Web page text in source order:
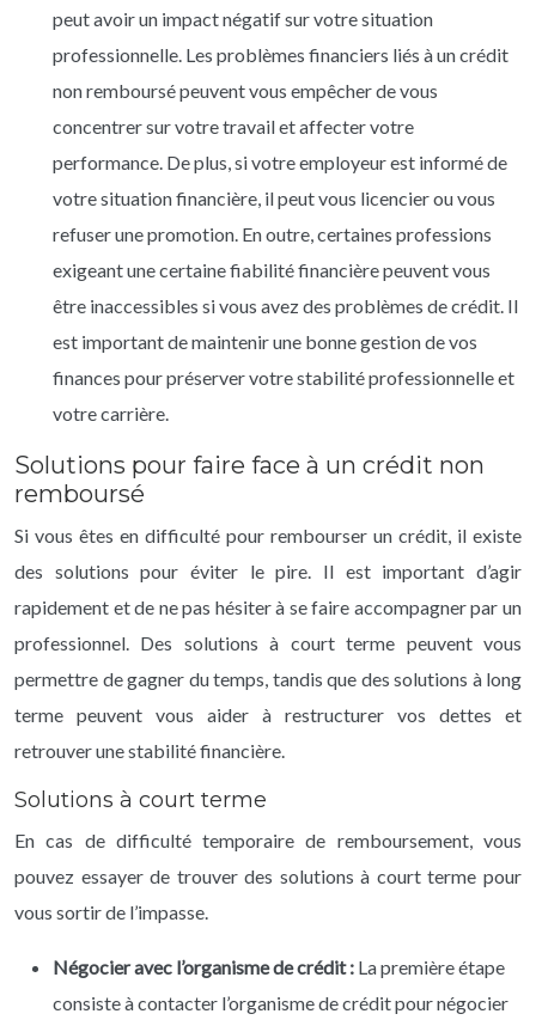
peut avoir un impact négatif sur votre situation
professionnelle. Les problèmes financiers liés à un crédit
non remboursé peuvent vous empêcher de vous
concentrer sur votre travail et affecter votre
performance. De plus, si votre employeur est informé de
votre situation financière, il peut vous licencier ou vous
refuser une promotion. En outre, certaines professions
exigeant une certaine fiabilité financière peuvent vous
être inaccessibles si vous avez des problèmes de crédit. Il
est important de maintenir une bonne gestion de vos
finances pour préserver votre stabilité professionnelle et
votre carrière.
Solutions pour faire face à un crédit non
remboursé
Si vous êtes en difficulté pour rembourser un crédit, il existe
des solutions pour éviter le pire. Il est important d’agir
rapidement et de ne pas hésiter à se faire accompagner par un
professionnel. Des solutions à court terme peuvent vous
permettre de gagner du temps, tandis que des solutions à long
terme peuvent vous aider à restructurer vos dettes et
retrouver une stabilité financière.
Solutions à court terme
En cas de difficulté temporaire de remboursement, vous
pouvez essayer de trouver des solutions à court terme pour
vous sortir de l’impasse.
Négocier avec l’organisme de crédit : La première étape
consiste à contacter l’organisme de crédit pour négocier